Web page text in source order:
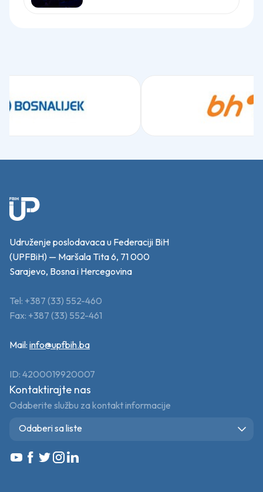
Udruženje poslodavaca u Federaciji BiH
(UPFBiH) — Maršala Tita 6, 71 000
Sarajevo, Bosna i Hercegovina
Tel: +387 (33) 552-460
Fax: +387 (33) 552-461
Mail: info@upfbih.ba
ID: 4200019920007
Kontaktirajte nas
Odaberite službu za kontakt informacije
Odaberi sa liste